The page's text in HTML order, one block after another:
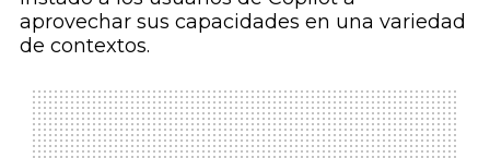
aprovechar sus capacidades en una variedad
de contextos.